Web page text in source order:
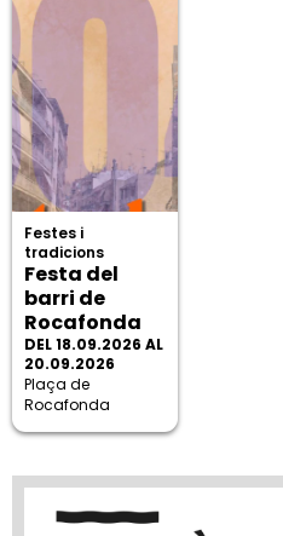
Festes i
tradicions
Festa del
barri de
Rocafonda
DEL 18.09.2026 AL
20.09.2026
Plaça de
Rocafonda